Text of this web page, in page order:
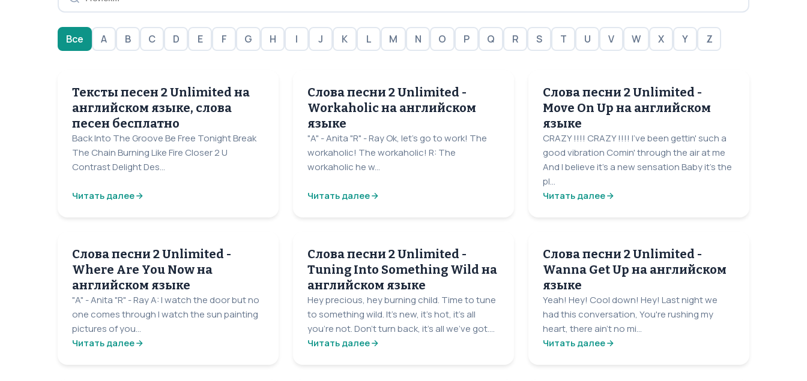
Все A B C D E F G H I J K L M N O P Q R S T U V W X Y Z
Тексты песен 2 Unlimited на
английском языке, слова
песен бесплатно
Back Into The Groove Be Free Tonight Break
The Chain Burning Like Fire Closer 2 U
Contrast Delight Des...
Читать далее
Слова песни 2 Unlimited -
Workaholic на английском
языке
"A" - Anita "R" - Ray Ok, let's go to work! The
workaholic! The workaholic! R: The
workaholic he w...
Читать далее
Слова песни 2 Unlimited -
Move On Up на английском
языке
CRAZY !!!! CRAZY !!!! I've been gettin' such a
good vibration Comin' through the air at me
And I believe it's a new sensation Baby it's the
pl...
Читать далее
Слова песни 2 Unlimited -
Where Are You Now на
английском языке
"A" - Anita "R" - Ray A: I watch the door but no
one comes through I watch the sun painting
pictures of you...
Читать далее
Слова песни 2 Unlimited -
Tuning Into Something Wild на
английском языке
Hey precious, hey burning child. Time to tune
to something wild. It's new, it's hot, it's all
you're not. Don't turn back, it's all we've got....
Читать далее
Слова песни 2 Unlimited -
Wanna Get Up на английском
языке
Yeah! Hey! Cool down! Hey! Last night we
had this conversation, You're rushing my
heart, there ain't no mi...
Читать далее